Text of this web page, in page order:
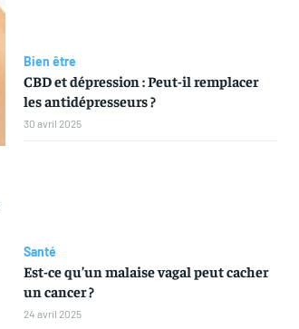
Bien être
CBD et dépression : Peut-il remplacer
les antidépresseurs ?
30 avril 2025
Santé
Est-ce qu’un malaise vagal peut cacher
un cancer ?
24 avril 2025